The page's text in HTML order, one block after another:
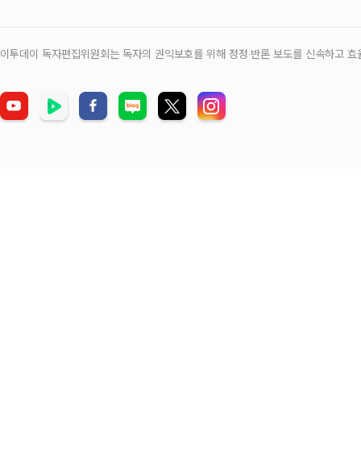
이투데이 독자편집위원회는 독자의 권익보호를 위해 정정‧반론 보도를 신속하고